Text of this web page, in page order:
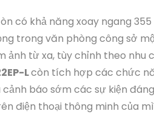
có khả năng xoay ngang
trong văn phòng công sở
ảnh từ xa, tùy chỉnh theo nhu
Lcòn tích hợp các chức
báo sớm các sự kiện
điện thoại thông minh của